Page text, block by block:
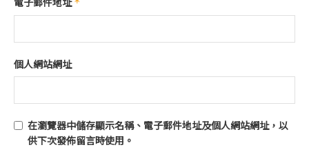
個人網站網址
在瀏覽器中儲存顯示名稱、電子郵件地址及個人網站網址，以
供下次發佈留言時使用。